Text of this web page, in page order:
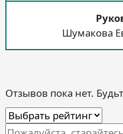
Шумакова
Отзывов пока нет.